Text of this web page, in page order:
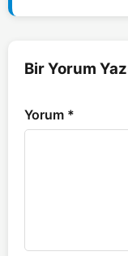
Bir Yorum
Yorum *